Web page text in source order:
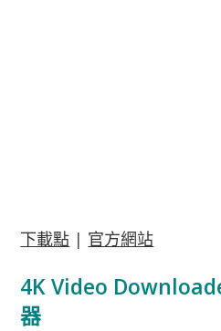
下載點 | 官方網站
4K Video
器